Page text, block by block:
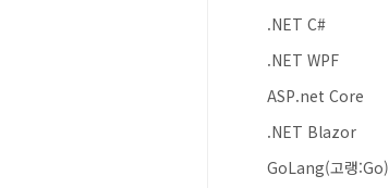
.NET C#
.NET WPF
ASP.net Core
.NET Blazor
GoLang(고랭:Go)